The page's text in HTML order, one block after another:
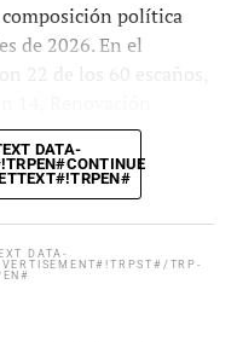
política
de 2026. En el
22 de los 60 escaños,
con 7, Partido
con 4. En la Cámara
41 de los 130
del Buen Gobierno
Cívico Obras 14 y
alcanza mayoría
de
DATA-
DATA-
TRP-